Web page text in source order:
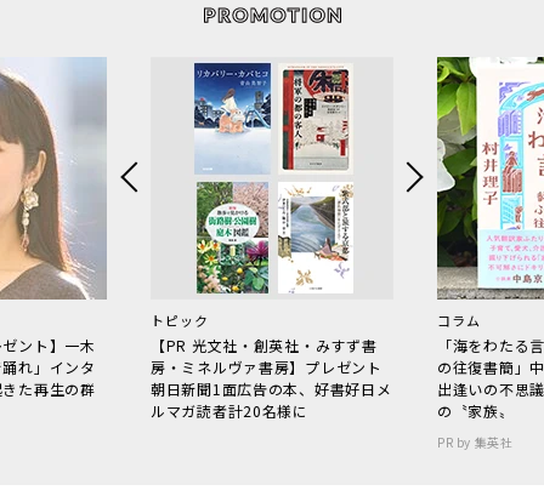
ント】一木
れ」インタ
た再生の群
トピック
【PR 光文社・創英社・みすず書
房・ミネルヴァ書房】プレゼント
朝日新聞1面広告の本、好書好日メ
ルマガ読者計20名様に
コラム
「海をわた
の往復書簡」
出逢いの不思
の〝家族〟
PR by 集英社